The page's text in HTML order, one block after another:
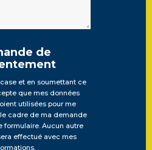
de
et en soumettant ce
que mes données
utilisées pour me
cadre de ma demande
formulaire. Aucun autre
effectué avec mes